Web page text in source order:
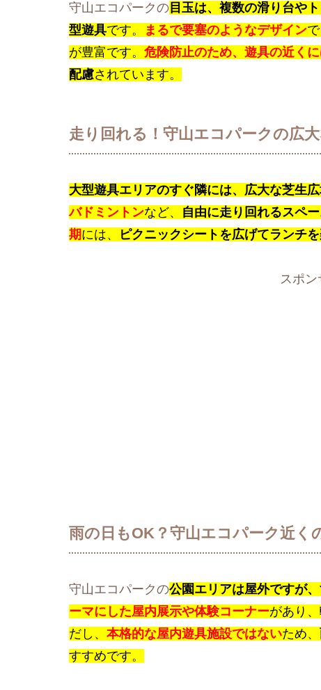
守山エコパークの 目玉は、複数の滑り台や
型遊具です。 まるで要塞のようなデザインで
が豊富です。 危険防止のため、遊具の近く
配慮されています。
走り回れる！守山エコパークの広
大型遊具エリアのすぐ隣には、広大な芝生
バドミントンなど、 自由に走り回れるスペ
期には、 ピクニックシートを広げてランチ
スポン
雨の日もOK？守山エコパーク近く
守山エコパークの公園エリアは屋外ですが
ーマにした屋内展示や体験コーナーがあり、
だし、 本格的な屋内遊具施設ではないため、
すすめです。